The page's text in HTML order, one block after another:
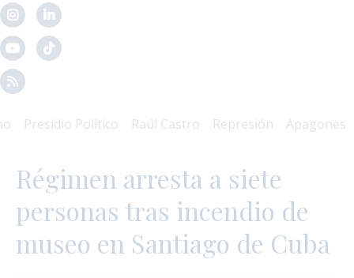
Político Raúl Castro Represión Apagones
Régimen arresta a siete
personas tras incendio de
museo en Santiago de Cuba